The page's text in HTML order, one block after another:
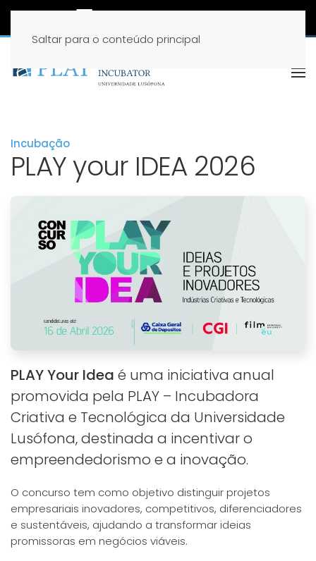
Saltar para o conteúdo principal
Incubação
PLAY your IDEA 2026
PLAY Your Idea é uma iniciativa anual
promovida pela PLAY – Incubadora
Criativa e Tecnológica da Universidade
Lusófona, destinada a incentivar o
empreendedorismo e a inovação.
O concurso tem como objetivo distinguir projetos
empresariais inovadores, competitivos, diferenciadores
e sustentáveis, ajudando a transformar ideias
promissoras em negócios viáveis.